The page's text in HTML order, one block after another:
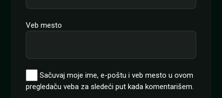
Veb mesto
Sačuvaj moje ime, e-poštu i veb mesto u ovom
pregledaču veba za sledeći put kada komentarišem.